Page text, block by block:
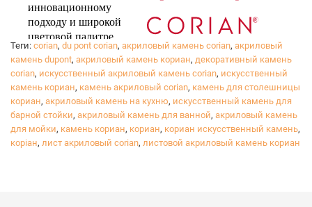
инновационному
подходу и широкой
цветовой палитре,
DuPont™Corian ®воплотит в жизнь все ваши
желания в дизайне вашего дома.
Достигайте своей мечты, выбирая качественный
продукт, который будет радовать вас в любой
Теги: corian, du pont corian, акриловый камень corian, акриловый
камень dupont, акриловый камень кориан, декоративный камень
corian, искусственный акриловый камень corian, искусственный
камень кориан, камень акриловый corian, камень для столешницы
кориан, акриловый камень на кухню, искусственный камень для
барной стойки, акриловый камень для ванной, акриловый камень
для мойки, камень кориан, кориан, кориан искусственный камень,
коріан, лист акриловый corian, листовой акриловый камень кориан